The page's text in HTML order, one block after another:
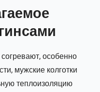
особенно
мужские колготки
теплоизоляцию